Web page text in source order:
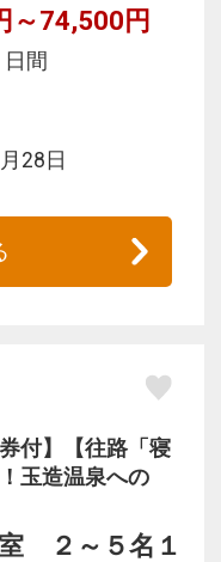
～74,500円
日間
28日
付】【往路「寝
玉造温泉への
２～５名１